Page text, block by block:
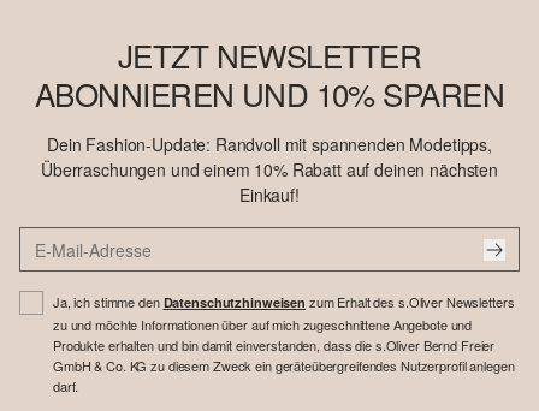
JETZT NEWSLETTER
ABONNIEREN UND 10% SPAREN
Dein Fashion-Update: Randvoll mit spannenden Modetipps,
Überraschungen und einem 10% Rabatt auf deinen nächsten
Einkauf!
Ja, ich stimme den Datenschutzhinweisen zum Erhalt des s.Oliver Newsletters
zu und möchte Informationen über auf mich zugeschnittene Angebote und
Produkte erhalten und bin damit einverstanden, dass die s.Oliver Bernd Freier
GmbH & Co. KG zu diesem Zweck ein geräteübergreifendes Nutzerprofil anlegen
darf.